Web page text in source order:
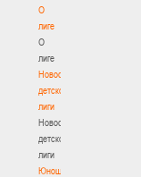
О
лиге
О
лиге
Новости
детской
лиги
Новости
детской
лиги
Юноши